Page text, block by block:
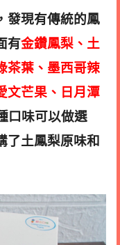
發現有傳統的鳳
有金鑽鳳梨、土
茶葉、墨西哥辣
文芒果、日月潭
口味可以做選
了土鳳梨原味和